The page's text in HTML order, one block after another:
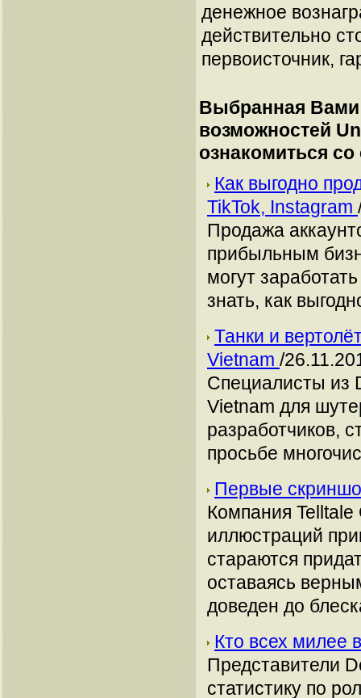
денежное
действительно
первоисточник,
Выбранная Вами
возможностей
ознакомиться
Как выгодно
TikTok, Instagram
Продажа
прибыльным
могут
знать, как
Танки и
Vietnam /
Специалисты из
Vietnam для
разработчиков,
просьбе
Первые
Компания
иллюстраций
стараются
оставаясь
доведен до
Кто всех милее
Представители
статистику по